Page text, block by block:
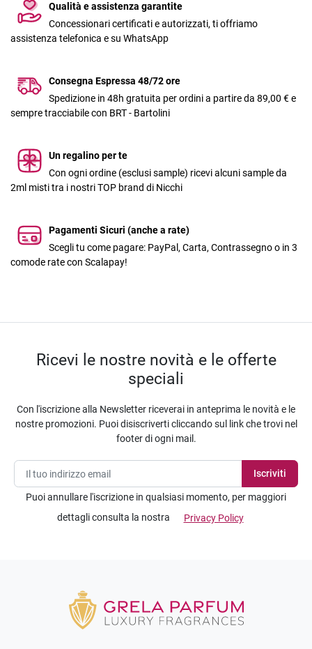
Qualità e assistenza garantite
Concessionari certificati e autorizzati, ti offriamo
assistenza telefonica e su WhatsApp
Consegna Espressa 48/72 ore
Spedizione in 48h gratuita per ordini a partire da 89,00 € e
sempre tracciabile con BRT - Bartolini
Un regalino per te
Con ogni ordine (esclusi sample) ricevi alcuni sample da
2ml misti tra i nostri TOP brand di Nicchi
Pagamenti Sicuri (anche a rate)
Scegli tu come pagare: PayPal, Carta, Contrassegno o in 3
comode rate con Scalapay!
Ricevi le nostre novità e le offerte
speciali
Con l'iscrizione alla Newsletter riceverai in anteprima le novità e le
nostre promozioni. Puoi disiscriverti cliccando sul link che trovi nel
footer di ogni mail.
Puoi annullare l'iscrizione in qualsiasi momento, per maggiori
dettagli consulta la nostra
Privacy Policy